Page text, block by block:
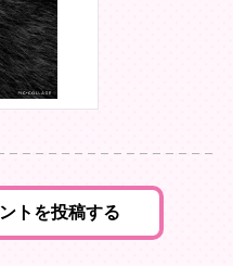
トを投稿する